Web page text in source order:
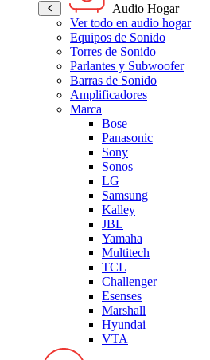
Audio Hogar
Ver todo en audio hogar
Equipos de Sonido
Torres de Sonido
Parlantes y Subwoofer
Barras de Sonido
Amplificadores
Marca
Bose
Panasonic
Sony
Sonos
LG
Samsung
Kalley
JBL
Yamaha
Multitech
TCL
Challenger
Esenses
Marshall
Hyundai
VTA